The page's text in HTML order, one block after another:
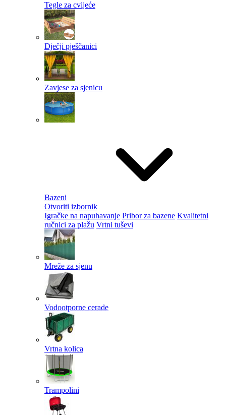
Tegle za cvijeće
Dječji pješčanici
Zavjese za sjenicu
Bazeni
Otvoriti izbornik
Igračke na napuhavanje Pribor za bazene Kvalitetni
ručnici za plažu Vrtni tuševi
Mreže za sjenu
Vodootporne cerade
Vrtna kolica
Trampolini